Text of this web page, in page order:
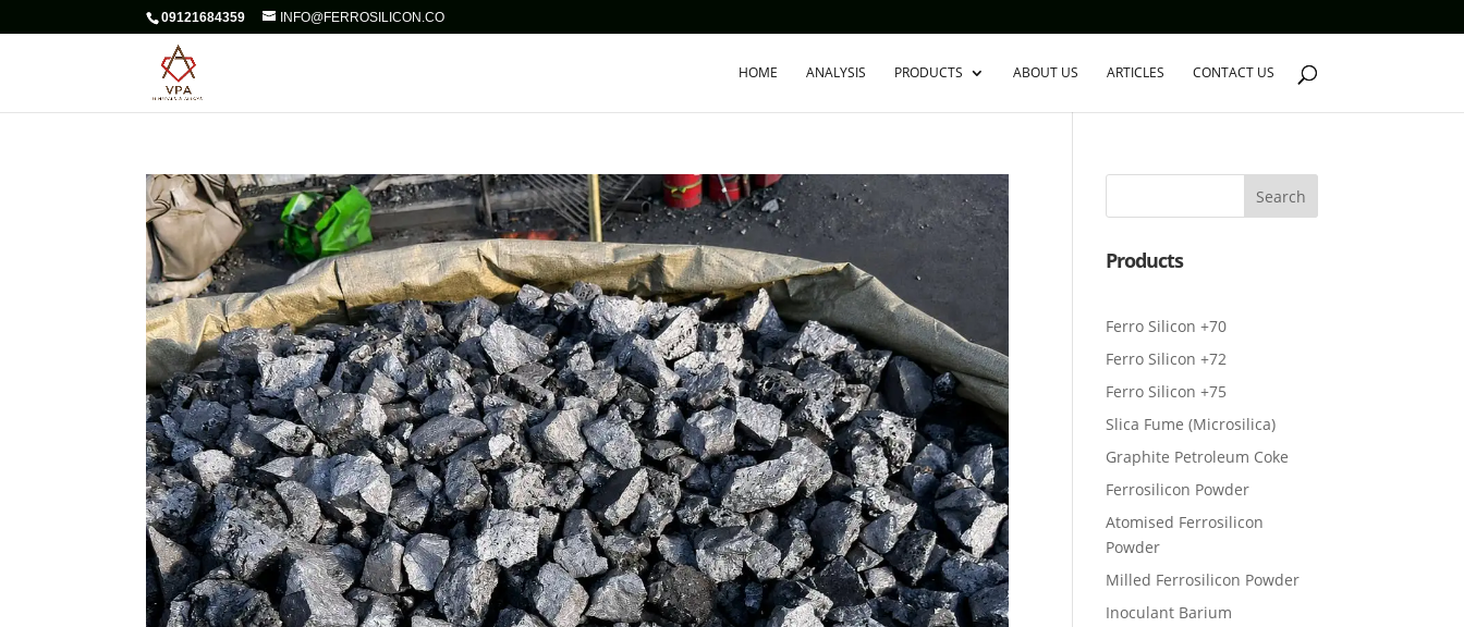
09121684359 INFO@FERROSILICON.CO
HOME ANALYSIS PRODUCTS ABOUT US ARTICLES CONTACT US
Search
Products
Ferro Silicon +70
Ferro Silicon +72
Ferro Silicon +75
Slica Fume (Microsilica)
Graphite Petroleum Coke
Ferrosilicon Powder
Atomised Ferrosilicon
Powder
Milled Ferrosilicon Powder
Inoculant Barium